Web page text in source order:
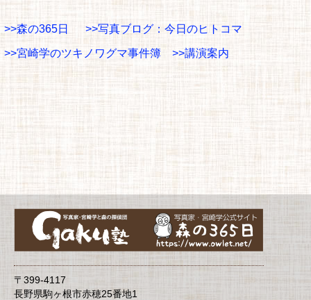
>>森の365日 >>写真ブログ：今日のヒトコマ
>>宮崎学のツキノワグマ事件簿 >>講演案内
〒399-4117
長野県駒ヶ根市赤穂25番地1